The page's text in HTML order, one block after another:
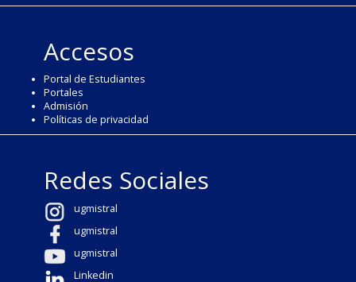
Accesos
Portal de Estudiantes
Portales
Admisión
Políticas de privacidad
Redes Sociales
ugmistral
ugmistral
ugmistral
Linkedin